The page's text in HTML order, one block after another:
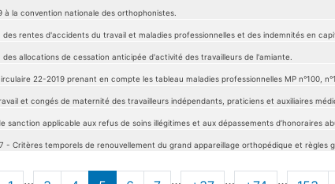
à la convention nationale des orthophonistes.
rentes d'accidents du travail et maladies professionnelles et des indemnités en
allocations de cessation anticipée d'activité des travailleurs de l'amiante.
22-2019 prenant en compte les tableau maladies professionnelles MP n°100,
et congés de maternité des travailleurs indépendants, praticiens et auxiliaires
sanction applicable aux refus de soins illégitimes et aux dépassements d’honoraires
- Critères temporels de renouvellement du grand appareillage orthopédique et règles
… … … …